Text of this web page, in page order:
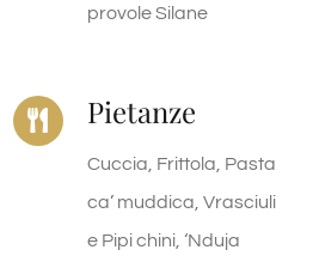
provole Silane
Pietanze
Cuccia, Frittola, Pasta
ca’ muddica, Vrasciuli
e Pipi chini, ‘Nduja